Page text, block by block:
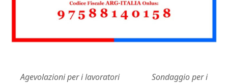
Agevolazioni per i lavoratori
Sondaggio per i